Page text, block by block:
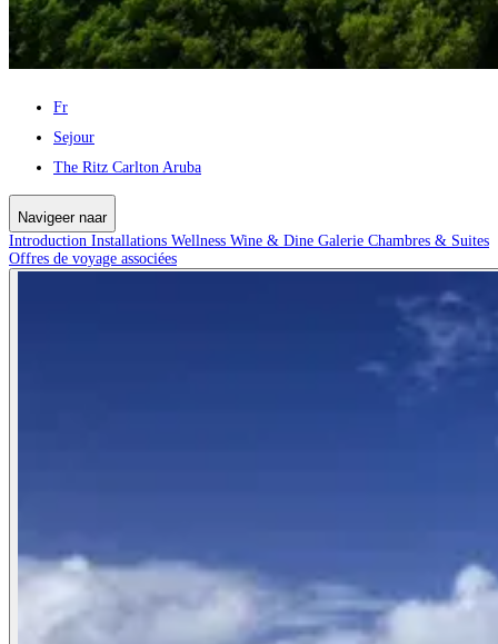
Fr
Sejour
The Ritz Carlton Aruba
Navigeer naar
Introduction Installations Wellness Wine & Dine Galerie Chambres & Suites
Offres de voyage associées